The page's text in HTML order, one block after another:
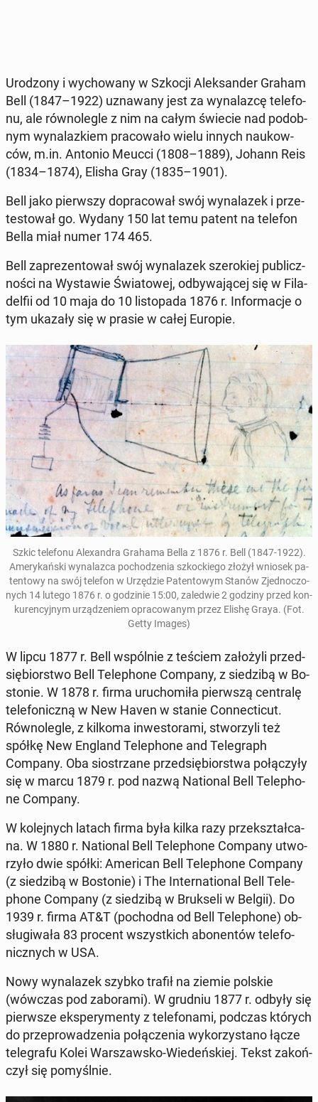
Uro­dzo­ny i wy­cho­wa­ny w Szkocji Alek­san­der Graham
Bell (1847–1922) uzna­wa­ny jest za wy­na­laz­cę te­le­fo­
nu, ale rów­no­le­gle z nim na całym świecie nad po­dob­
nym wy­na­laz­kiem pra­co­wa­ło wielu innych na­ukow­
ców, m.in. Antonio Meucci (1808–1889), Johann Reis
(1834–1874), Elisha Gray (1835–1901).
Bell jako pierw­szy do­pra­co­wał swój wy­na­la­zek i prze­
te­sto­wał go. Wydany 150 lat temu patent na telefon
Bella miał numer 174 465.
Bell za­pre­zen­to­wał swój wy­na­la­zek sze­ro­kiej pu­blicz­
no­ści na Wy­sta­wie Świa­to­wej, od­by­wa­ją­cej się w Fi­la­
del­fii od 10 maja do 10 li­sto­pa­da 1876 r. In­for­ma­cje o
tym ukazały się w prasie w całej Europie.
Szkic te­le­fo­nu Ale­xan­dra Grahama Bella z 1876 r. Bell (1847-1922).
Ame­ry­kań­ski wy­na­laz­ca po­cho­dze­nia szkoc­kie­go złożył wniosek pa­
ten­to­wy na swój telefon w Urzę­dzie Pa­ten­to­wym Stanów Zjed­no­czo­
nych 14 lutego 1876 r. o go­dzi­nie 15:00, za­le­d­wie 2 godziny przed kon­
ku­ren­cyj­nym urzą­dze­niem opra­co­wa­nym przez Elishę Graya. (Fot.
Getty Images)
W lipcu 1877 r. Bell wspól­nie z teściem za­ło­ży­li przed­
się­bior­stwo Bell Te­le­pho­ne Company, z sie­dzi­bą w Bo­
sto­nie. W 1878 r. firma uru­cho­mi­ła pierw­szą cen­tra­lę
te­le­fo­nicz­ną w New Haven w stanie Con­nec­ti­cut.
Rów­no­le­gle, z kilkoma in­we­sto­ra­mi, stwo­rzy­li też
spółkę New England Te­le­pho­ne and Te­le­graph
Company. Oba sio­strza­ne przed­się­bior­stwa po­łą­czy­ły
się w marcu 1879 r. pod nazwą Na­tio­nal Bell Te­le­pho­
ne Company.
W ko­lej­nych latach firma była kilka razy prze­kształ­ca­
na. W 1880 r. Na­tio­nal Bell Te­le­pho­ne Company utwo­
rzy­ło dwie spółki: Ame­ri­can Bell Te­le­pho­ne Company
(z sie­dzi­bą w Bo­sto­nie) i The In­ter­na­tio­nal Bell Te­le­
pho­ne Company (z sie­dzi­bą w Bruk­se­li w Belgii). Do
1939 r. firma AT&T (po­chod­na od Bell Te­le­pho­ne) ob­
słu­gi­wa­ła 83 procent wszyst­kich abo­nen­tów te­le­fo­
nicz­nych w USA.
Nowy wy­na­la­zek szybko trafił na ziemie polskie
(wówczas pod za­bo­ra­mi). W grudniu 1877 r. odbyły się
pierw­sze eks­pe­ry­men­ty z te­le­fo­na­mi, podczas których
do prze­pro­wa­dze­nia po­łą­cze­nia wy­ko­rzy­sta­no łącze
te­le­gra­fu Kolei War­szaw­sko-Wie­deń­skiej. Tekst za­koń­
czył się po­myśl­nie.